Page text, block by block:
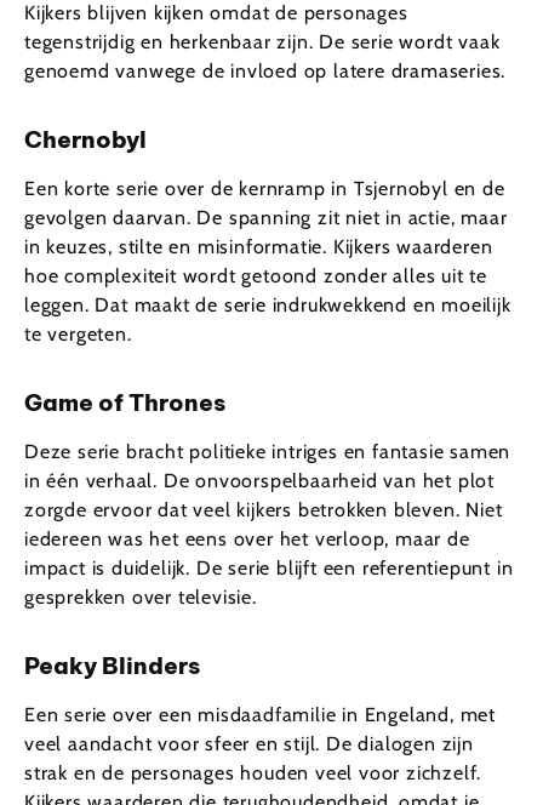
Kijkers blijven kijken omdat de personages
tegenstrijdig en herkenbaar zijn. De serie wordt vaak
genoemd vanwege de invloed op latere dramaseries.
Chernobyl
Een korte serie over de kernramp in Tsjernobyl en de
gevolgen daarvan. De spanning zit niet in actie, maar
in keuzes, stilte en misinformatie. Kijkers waarderen
hoe complexiteit wordt getoond zonder alles uit te
leggen. Dat maakt de serie indrukwekkend en moeilijk
te vergeten.
Game of Thrones
Deze serie bracht politieke intriges en fantasie samen
in één verhaal. De onvoorspelbaarheid van het plot
zorgde ervoor dat veel kijkers betrokken bleven. Niet
iedereen was het eens over het verloop, maar de
impact is duidelijk. De serie blijft een referentiepunt in
gesprekken over televisie.
Peaky Blinders
Een serie over een misdaadfamilie in Engeland, met
veel aandacht voor sfeer en stijl. De dialogen zijn
strak en de personages houden veel voor zichzelf.